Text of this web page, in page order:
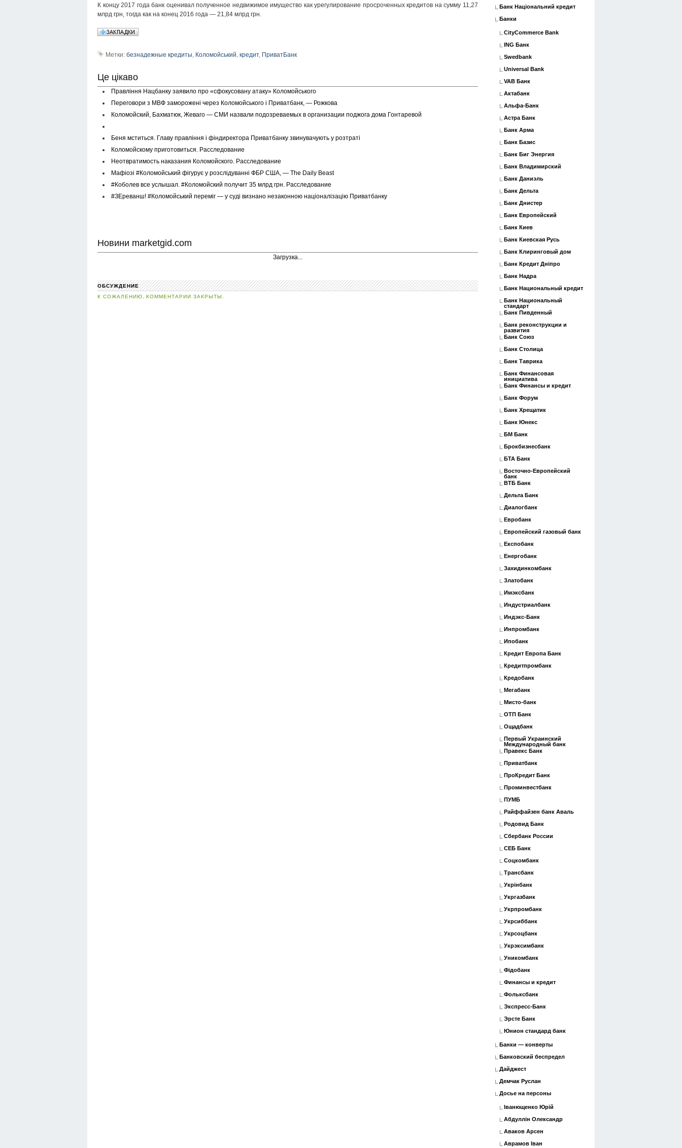
К концу 2017 года банк оценивал полученное недвижимое имущество как урегулирование просроченных кредитов на сумму 11,27
млрд грн, тогда как на конец 2016 года — 21,84 млрд грн.
Метки: безнадежные кредиты, Коломойський, кредит, ПриватБанк
Це цікаво
Правління Нацбанку заявило про «сфокусовану атаку» Коломойського
Переговори з МВФ заморожені через Коломойського і Приватбанк, — Рожкова
Коломойский, Бахматюк, Жеваго — СМИ назвали подозреваемых в организации поджога дома Гонтаревой
Беня мститься. Главу правління і фіндиректора Приватбанку звинувачують у розтраті
Коломойскому приготовиться. Расследование
Неотвратимость наказания Коломойского. Расследование
Мафіозі #Коломойський фігурує у розслідуванні ФБР США, — The Daily Beast
#Коболев все услышал. #Коломойский получит 35 млрд грн. Расследование
#ЗЕреванш! #Коломойський переміг — у суді визнано незаконною націоналізацію Приватбанку
Новини marketgid.com
Загрузка...
ОБСУЖДЕНИЕ
К СОЖАЛЕНИЮ, КОММЕНТАРИИ ЗАКРЫТЫ.
Банк Національний кредит
Банки
CityCommerce Bank
ING Банк
Swedbank
Universal Bank
VAB Банк
Актабанк
Альфа-Банк
Астра Банк
Банк Арма
Банк Базис
Банк Биг Энергия
Банк Владимирский
Банк Даниэль
Банк Дельта
Банк Днистер
Банк Европейский
Банк Киев
Банк Киевская Русь
Банк Клиринговый дом
Банк Кредит Дніпро
Банк Надра
Банк Национальный кредит
Банк Национальный
стандарт
Банк Пивденный
Банк реконструкции и
развития
Банк Союз
Банк Столица
Банк Таврика
Банк Финансовая
инициатива
Банк Финансы и кредит
Банк Форум
Банк Хрещатик
Банк Юнекс
БМ Банк
Брокбизнесбанк
БТА Банк
Восточно-Европейский
банк
ВТБ Банк
Дельта Банк
Диалогбанк
Евробанк
Европейский газовый банк
Експобанк
Енергобанк
Захидинкомбанк
Златобанк
Имэксбанк
Индустриалбанк
Индэкс-Банк
Инпромбанк
Ипобанк
Кредит Европа Банк
Кредитпромбанк
Кредобанк
Мегабанк
Мисто-банк
ОТП Банк
Ощадбанк
Первый Украинский
Международный банк
Правекс Банк
Приватбанк
ПроКредит Банк
Проминвестбанк
ПУМБ
Райффайзен банк Аваль
Родовид Банк
Сбербанк России
СЕБ Банк
Соцкомбанк
Трансбанк
Укрінбанк
Укргазбанк
Укрпромбанк
Укрсиббанк
Укрсоцбанк
Укрэксимбанк
Уникомбанк
Фідобанк
Финансы и кредит
Фольксбанк
Экспресс-Банк
Эрсте Банк
Юнион стандард банк
Банки — конверты
Банковский беспредел
Дайджест
Демчак Руслан
Досье на персоны
Іванющенко Юрій
Абдуллін Олександр
Аваков Арсен
Аврамов Іван